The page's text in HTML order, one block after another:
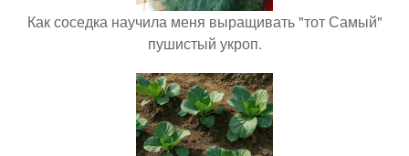
Как соседка научила меня выращивать "тот Самый"
пушистый укроп.